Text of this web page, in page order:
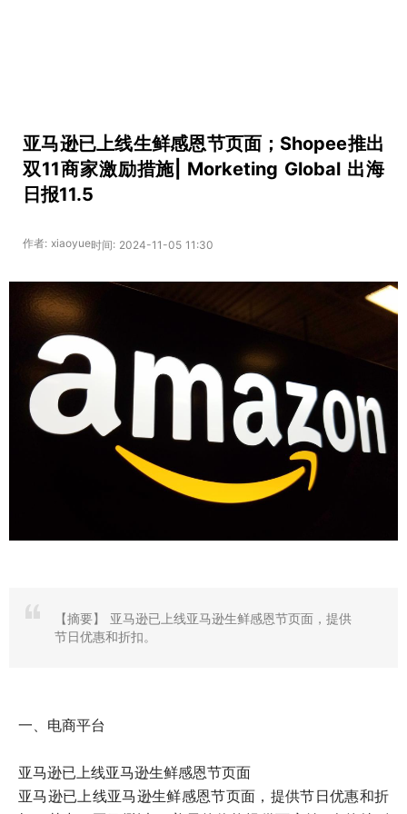
亚马逊已上线生鲜感恩节页面；Shopee推出
双11商家激励措施| Morketing Global 出海
日报11.5
作者: xiaoyue时间: 2024-11-05 11:30
【摘要】
亚马逊已上线亚马逊生鲜感恩节页面，提供
节日优惠和折扣。
一、电商平台
亚马逊已上线亚马逊生鲜感恩节页面
亚马逊已上线亚马逊生鲜感恩节页面，提供节日优惠和折